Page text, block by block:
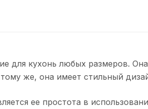
для кухонь любых размеров.
же, она имеет стильный
ее простота в